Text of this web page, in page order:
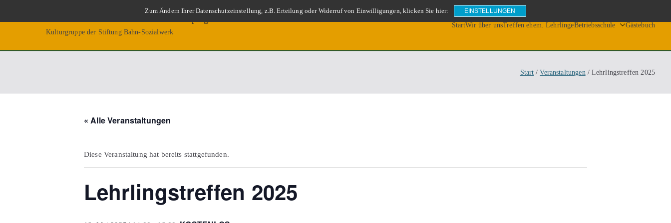
Kulturgruppe der Stiftung Bahn-Sozialwerk
StartWir über unsTreffen ehem. LehrlingeBetriebsschule Gästebuch
Start Veranstaltungen Lehrlingstreffen 2025
« Alle Veranstaltungen
Diese Veranstaltung hat bereits stattgefunden.
Lehrlingstreffen 2025
Zum Ändern Ihrer Datenschutzeinstellung, z.B. Erteilung oder Widerruf von Einwilligungen, klicken Sie hier: EINSTELLUNGEN